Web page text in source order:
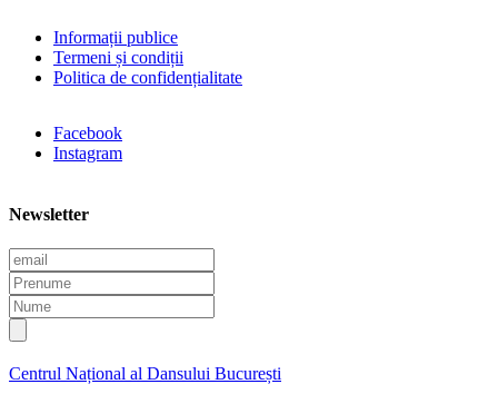
Informații publice
Termeni și condiții
Politica de confidențialitate
Facebook
Instagram
Newsletter
E
m
a
i
l
P
r
e
n
m
N
u
m
e
Centrul Național al Dansului București